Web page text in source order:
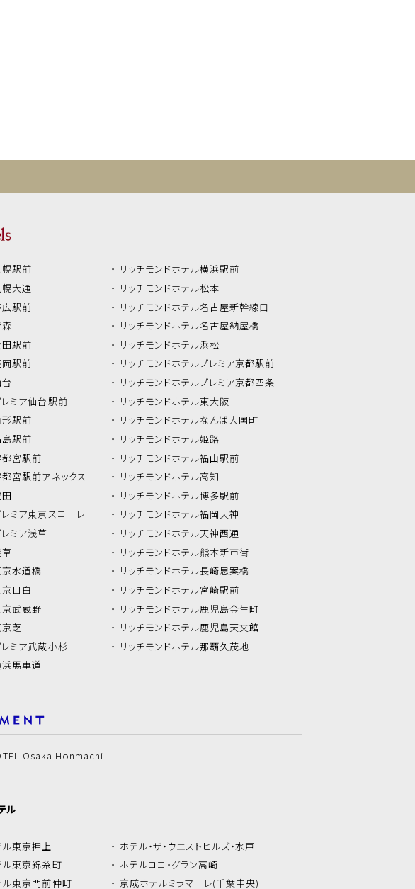
駅前
大通
駅前
駅前
駅前
ミア仙台駅前
形駅前
駅前
都宮駅前
宮駅前アネックス
ミア東京スコーレ
ミア浅草
水道橋
目白
武蔵野
芝
ミア武蔵小杉
馬車道
リッチモンドホテル横浜駅前
リッチモンドホテル松本
リッチモンドホテル名古屋新幹線口
リッチモンドホテル名古屋納屋橋
リッチモンドホテル浜松
リッチモンドホテルプレミア京都駅前
リッチモンドホテルプレミア京都四条
リッチモンドホテル東大阪
リッチモンドホテルなんば大国町
リッチモンドホテル姫路
リッチモンドホテル福山駅前
リッチモンドホテル高知
リッチモンドホテル博多駅前
リッチモンドホテル福岡天神
リッチモンドホテル天神西通
リッチモンドホテル熊本新市街
リッチモンドホテル長崎思案橋
リッチモンドホテル宮崎駅前
リッチモンドホテル鹿児島金生町
リッチモンドホテル鹿児島天文館
リッチモンドホテル那覇久茂地
Osaka Honmachi
ル
ル東京押上 ホテル・ザ・ ウエストヒルズ・水戸
ル東京錦糸町 ホテルココ・グラン高崎
ル東京門前仲町 京成ホテルミラマーレ(千葉中央)